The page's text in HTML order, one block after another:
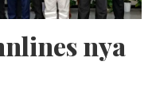
nya